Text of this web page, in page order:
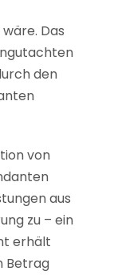
Das
den
von
aus
zu – ein
erhält
Betrag